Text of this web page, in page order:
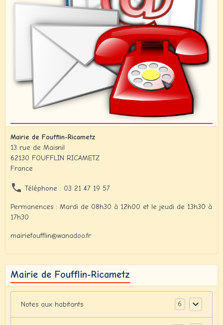
Mairie de Foufflin-Ricametz
13 rue de Maisnil
62130 FOUFFLIN RICAMETZ
France
Téléphone : 03 21 47 19 57
Permanences : Mardi de 08h30 à 12h00 et le jeudi de 13h30 à
17h30
mairiefoufflin@wanadoo.fr
Mairie de Foufflin-Ricametz
Notes aux habitants 6